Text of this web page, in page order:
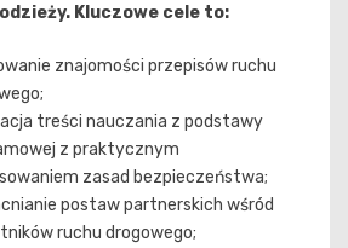
Kluczowe cele to:
znajomości przepisów ruchu
treści nauczania z podstawy
z praktycznym
zasad bezpieczeństwa;
postaw partnerskich wśród
ruchu drogowego;